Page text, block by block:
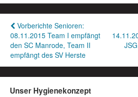
Beitragsnavigation
Vorberichte Senioren:
08.11.2015 Team I empfängt
den SC Manrode, Team II
empfängt des SV Herste
Unser Hygienekonzept